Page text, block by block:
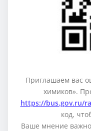
Приглашаем вас
химиков».
https://bus.gov.ru/
код,
Ваше мнение